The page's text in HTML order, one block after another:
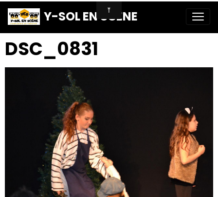
Y-SOL EN SCENE
DSC_0831